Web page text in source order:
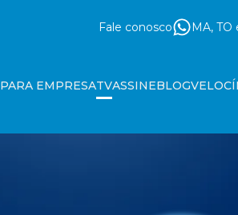
Fale conosco MA, TO
PARA EMPRESATVASSINEBLOG